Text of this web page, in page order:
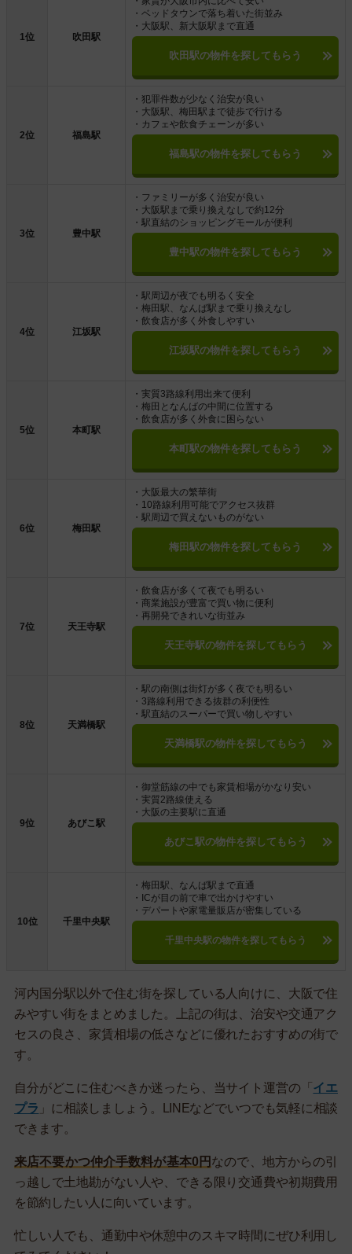
1位 吹田駅
・ベッドタウンで落ち着いた街並み
・大阪駅、新大阪駅まで直通
吹田駅の物件を探してもらう
2位 福島駅
・犯罪件数が少なく治安が良い
・大阪駅、梅田駅まで徒歩で行ける
・カフェや飲食チェーンが多い
福島駅の物件を探してもらう
3位 豊中駅
・ファミリーが多く治安が良い
・大阪駅まで乗り換えなしで約12分
・駅直結のショッピングモールが便利
豊中駅の物件を探してもらう
4位 江坂駅
・駅周辺が夜でも明るく安全
・梅田駅、なんば駅まで乗り換えなし
・飲食店が多く外食しやすい
江坂駅の物件を探してもらう
5位 本町駅
・実質3路線利用出来て便利
・梅田となんばの中間に位置する
・飲食店が多く外食に困らない
本町駅の物件を探してもらう
6位 梅田駅
・大阪最大の繁華街
・10路線利用可能でアクセス抜群
・駅周辺で買えないものがない
梅田駅の物件を探してもらう
7位 天王寺駅
・飲食店が多くて夜でも明るい
・商業施設が豊富で買い物に便利
・再開発できれいな街並み
天王寺駅の物件を探してもらう
8位 天満橋駅
・駅の南側は街灯が多く夜でも明るい
・3路線利用できる抜群の利便性
・駅直結のスーパーで買い物しやすい
天満橋駅の物件を探してもらう
9位 あびこ駅
・御堂筋線の中でも家賃相場がかなり安い
・実質2路線使える
・大阪の主要駅に直通
あびこ駅の物件を探してもらう
10位 千里中央駅
・梅田駅、なんば駅まで直通
・ICが目の前で車で出かけやすい
・デパートや家電量販店が密集している
千里中央駅の物件を探してもらう
河内国分駅以外で住む街を探している人向けに、大阪で住
みやすい街をまとめました。上記の街は、治安や交通アク
セスの良さ、家賃相場の低さなどに優れたおすすめの街で
す。
自分がどこに住むべきか迷ったら、当サイト運営の「 イエ
プラ 」に相談しましょう。LINEなどでいつでも気軽に相談
できます。
来店不要かつ仲介手数料が基本0円 なので、地方からの引
っ越しで土地勘がない人や、できる限り交通費や初期費用
を節約したい人に向いています。
忙しい人でも、通勤中や休憩中のスキマ時間にぜひ利用し